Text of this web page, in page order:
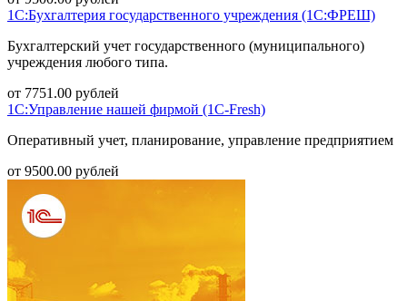
1С:Бухгалтерия государственного учреждения (1С:ФРЕШ)
Бухгалтерский учет государственного (муниципального)
учреждения любого типа.
от 7751.00 рублей
1С:Управление нашей фирмой (1С-Fresh)
Оперативный учет, планирование, управление предприятием
от 9500.00 рублей